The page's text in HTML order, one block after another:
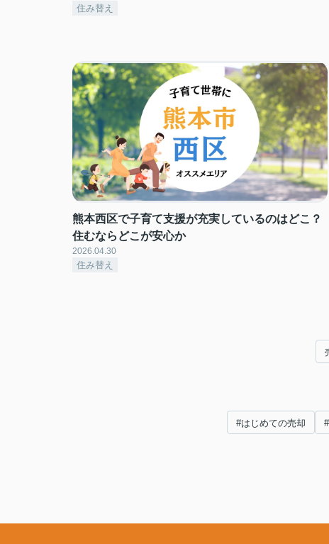
住み替え
熊本西区で子育て支援が充実しているのはどこ？
住むならどこが安心か
2026.04.30
住み替え
#はじめての売却